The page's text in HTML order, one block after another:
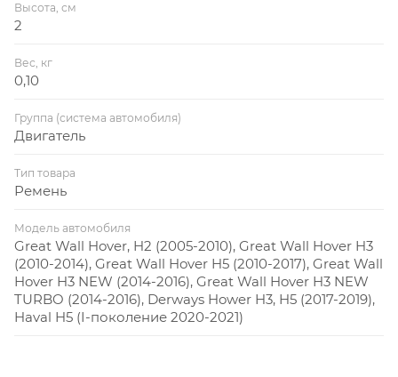
Высота, см
2
Вес, кг
0,10
Группа (система автомобиля)
Двигатель
Тип товара
Ремень
Модель автомобиля
Great Wall Hover, H2 (2005-2010), Great Wall Hover H3
(2010-2014), Great Wall Hover H5 (2010-2017), Great Wall
Hover H3 NEW (2014-2016), Great Wall Hover H3 NEW
TURBO (2014-2016), Derways Hower H3, H5 (2017-2019),
Haval H5 (I-поколение 2020-2021)